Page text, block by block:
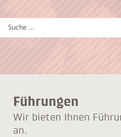
Website
Führungen
Wir bieten Ihnen
an.